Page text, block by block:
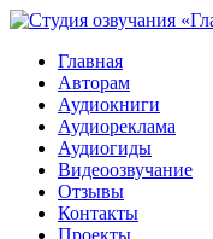
Главная
Авторам
Аудиокниги
Аудиореклама
Аудиогиды
Видеоозвучание
Отзывы
Контакты
Проекты